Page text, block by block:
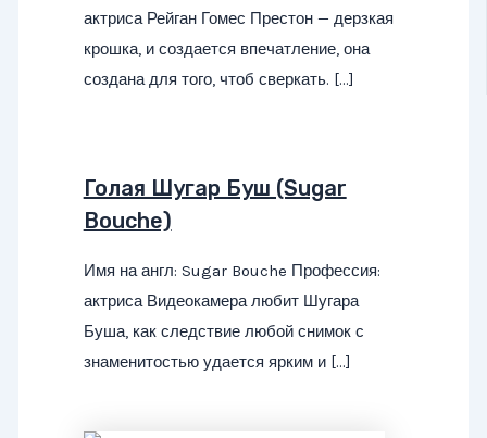
актриса Рейган Гомес Престон — дерзкая
крошка, и создается впечатление, она
создана для того, чтоб сверкать. […]
Голая Шугар Буш (Sugar
Bouche)
Имя на англ: Sugar Bouche Профессия:
актриса Видеокамера любит Шугара
Буша, как следствие любой снимок с
знаменитостью удается ярким и […]